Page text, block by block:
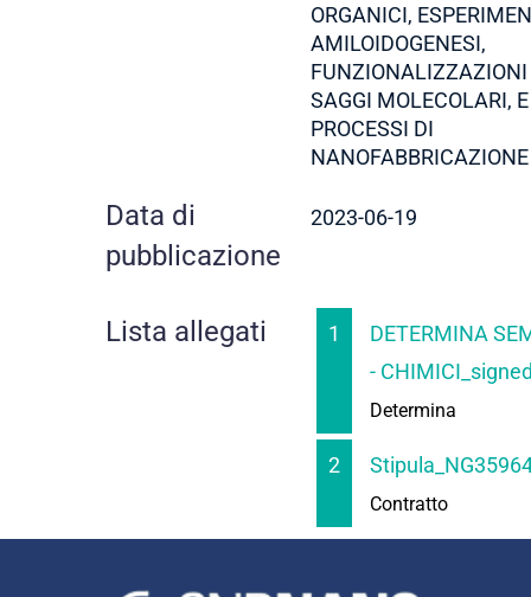
ORGANICI,
AMILOIDOGENESI,
FUNZIONALIZZAZIONI
SAGGI MOLECOLARI,
PROCESSI DI
NANOFABBRICAZIONE
Data di
pubblicazione
2023-06-19
Lista allegati 1
DETERMINA
-
Determina
2
Contratto